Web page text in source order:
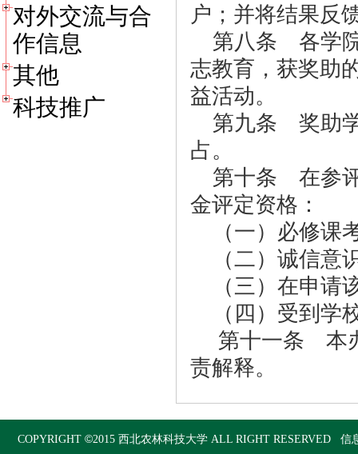
对外交流与合
作信息
其他
科技推广
户；并将结果反
第八条 各学院
志教育，获奖助
益活动。
第九条 奖助学
占。
第十条 在参评
金评定资格：
（一）必修课
（二）诚信意
（三）在申请
（四）受到学
第十一条 本办
责解释。
COPYRIGHT©2015西北农林科技大学 ALL RIGHT RESERVED 信